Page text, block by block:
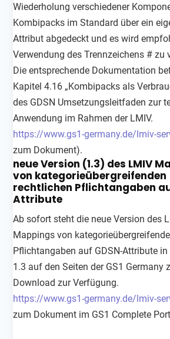
Wiederholung verschiedener
Kombipacks im Standard über ein
Attribut abgedeckt und es wird
Verwendung des Trennzeichens # zu
Die entsprechende Dokumentation
Kapitel 4.16 „Kombipacks als
des GDSN Umsetzungsleitfaden zur
Anwendung im Rahmen der LMIV.
https://www.gs1-germany.de/lmiv-
zum Dokument).
neue Version (1.3) des LMIV
von kategorieübergreifenden
rechtlichen Pflichtangaben
Attribute
Ab sofort steht die neue Version des
Mappings von
Pflichtangaben auf GDSN-Attribute in
1.3 auf den Seiten der GS1 Germany
Download zur Verfügung.
https://www.gs1-germany.de/lmiv-
zum Dokument im GS1 Complete